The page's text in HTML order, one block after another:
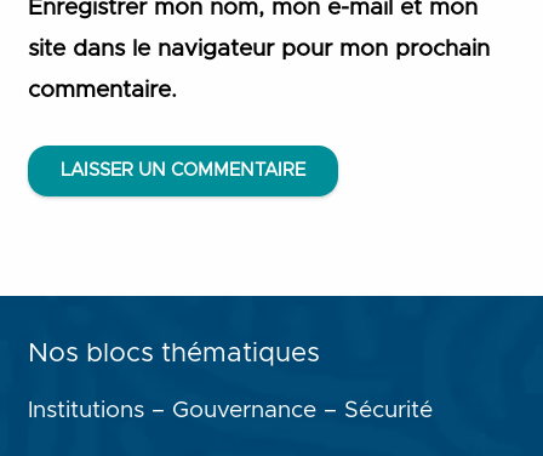
Enregistrer mon nom, mon e-mail et mon
site dans le navigateur pour mon prochain
commentaire.
LAISSER UN COMMENTAIRE
Nos blocs thématiques
Institutions – Gouvernance – Sécurité